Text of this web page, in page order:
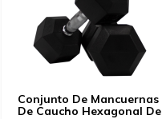
Conjunto De Mancuernas
De Caucho Hexagonal De